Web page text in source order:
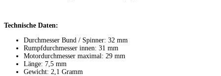
Technische Daten:
Durchmesser Bund / Spinner: 32 mm
Rumpfdurchmesser innen: 31 mm
Motordurchmesser maximal: 29 mm
Länge: 7,5 mm
Gewicht: 2,1 Gramm